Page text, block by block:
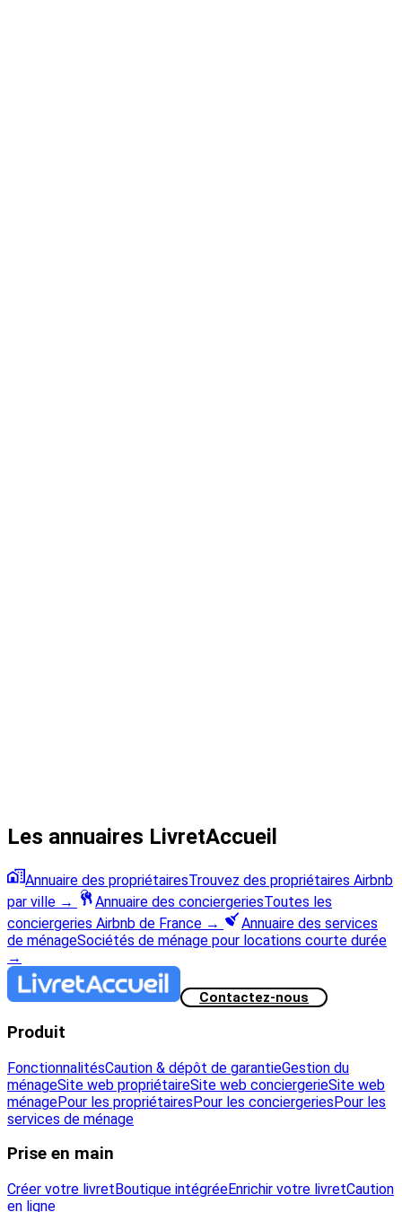
Les annuaires LivretAccueil
Annuaire des propriétairesTrouvez des propriétaires Airbnb
par ville → Annuaire des conciergeriesToutes les
conciergeries Airbnb de France →
Annuaire des services
de ménageSociétés de ménage pour locations courte durée
→
Contactez-nous
Produit
FonctionnalitésCaution & dépôt de garantieGestion du
ménageSite web propriétaireSite web conciergerieSite web
ménagePour les propriétairesPour les conciergeriesPour les
services de ménage
Prise en main
Créer votre livretBoutique intégréeEnrichir votre livretCaution
en ligne